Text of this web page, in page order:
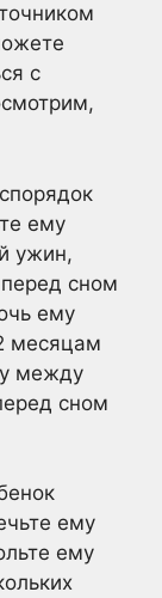
с
ему
ужин,
сном
ему
месяцам
между
сном
ему
ему